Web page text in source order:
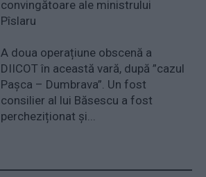
convingătoare ale ministrului
Pîslaru
A doua operațiune obscenă a
DIICOT în această vară, după ”cazul
Pașca – Dumbrava”. Un fost
consilier al lui Băsescu a fost
percheziționat și...